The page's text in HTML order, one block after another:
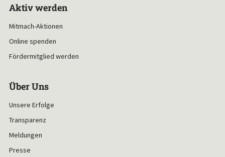
Aktiv werden
Mitmach-Aktionen
Online spenden
Fördermitglied werden
Über Uns
Unsere Erfolge
Transparenz
Meldungen
Presse